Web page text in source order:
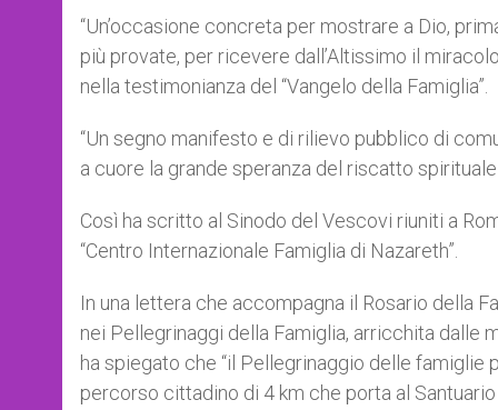
p
p
g
e
r
o r
“Un’occasione concreta per mostrare a Dio,
più provate, per ricevere dall’Altissimo il
nella testimonianza del “Vangelo della Famiglia”.
“Un segno manifesto e di rilievo pubblico di
a cuore la grande speranza del riscatto
Così ha scritto al Sinodo del Vescovi riuniti a
“Centro Internazionale Famiglia di Nazareth”.
In una lettera che accompagna il Rosario della
nei Pellegrinaggi della Famiglia, arricchita dalle
ha spiegato che “il Pellegrinaggio delle famiglie
percorso cittadino di 4 km che porta al